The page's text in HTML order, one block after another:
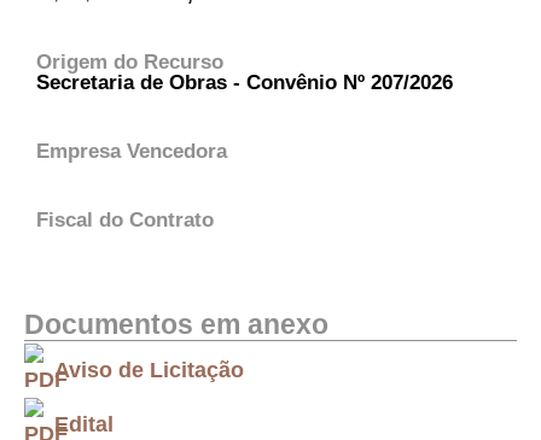
Origem do Recurso
Secretaria de Obras - Convênio Nº 207/2026
Empresa Vencedora
Fiscal do Contrato
Documentos em anexo
Aviso de Licitação
Edital